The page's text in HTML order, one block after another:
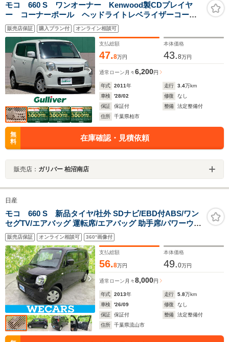
モコ 660 S ワンオーナー Kenwood製CDプレイヤ
ー コーナーポール ヘッドライトレベライザーコーナ
ーポール オートエアコン 電動格納ミラー ドアバイ
ザー ウィンカー付きドアミラー スペアキー 取扱説
明書
販売店保証 購入プラン付 オンライン相談可
支払総額
47.8万円
本体価格
43.8万円
通常ローン 月々6,200円
年式 2011年 走行 3.4万km
車検
'28/02 修復
なし
保証
保証付 整備
法定整備付
住所
千葉県柏市
無
料
在庫確認・見積依頼
販売店： ガリバー 柏沼南店
日産
モコ 660 S 新品タイヤ/社外 SDナビ/EBD付ABS/ワン
セグTV/エアバッグ 運転席/エアバッグ 助手席/パワーウイ
ンドウ/キーレスエントリー/パワーステアリング/盗難防止
システム/マニュアルエアコン
販売店保証 オンライン相談可 360°画像付
支払総額
56.8万円
本体価格
49.0万円
通常ローン 月々8,000円
年式 2013年 走行 5.8万km
車検
'26/09 修復
なし
保証
保証付 整備
法定整備付
住所
千葉県流山市